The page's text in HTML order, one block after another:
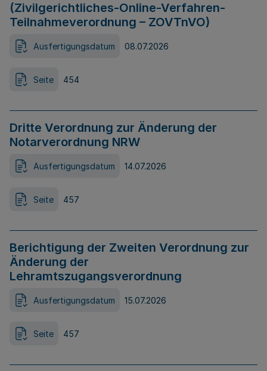
(Zivilgerichtliches-Online-Verfahren-
Teilnahmeverordnung – ZOVTnVO)
Ausfertigungsdatum 08.07.2026
Seite 454
Dritte Verordnung zur Änderung der
Notarverordnung NRW
Ausfertigungsdatum 14.07.2026
Seite 457
Berichtigung der Zweiten Verordnung zur
Änderung der
Lehramtszugangsverordnung
Ausfertigungsdatum 15.07.2026
Seite 457